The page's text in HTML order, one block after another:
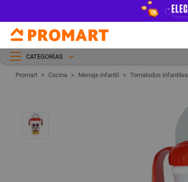
CATEGORÍAS
Cocina Menaje infantil Tomatodos infantiles